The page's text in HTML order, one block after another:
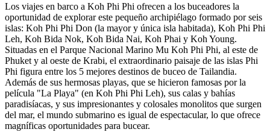
Los viajes en barco a Koh Phi Phi ofrecen a los buceadores la
oportunidad de explorar este pequeño archipiélago formado por seis
islas: Koh Phi Phi Don (la mayor y única isla habitada), Koh Phi Phi
Leh, Koh Bida Nok, Koh Bida Nai, Koh Phai y Koh Young.
Situadas en el Parque Nacional Marino Mu Koh Phi Phi, al este de
Phuket y al oeste de Krabi, el extraordinario paisaje de las islas Phi
Phi figura entre los 5 mejores destinos de buceo de Tailandia.
Además de sus hermosas playas, que se hicieron famosas por la
película "La Playa" (en Koh Phi Phi Leh), sus calas y bahías
paradisíacas, y sus impresionantes y colosales monolitos que surgen
del mar, el mundo submarino es igual de espectacular, lo que ofrece
magníficas oportunidades para bucear.